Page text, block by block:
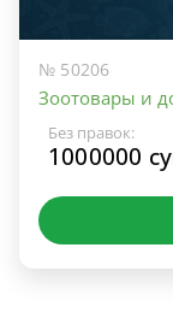
№ 50206
Зоотовары и
Без правок:
1000000